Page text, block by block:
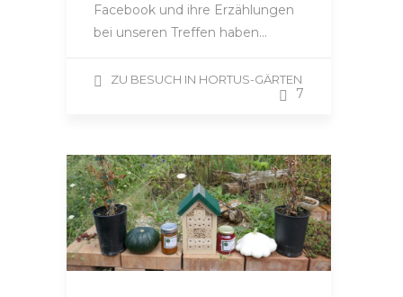
Facebook und ihre Erzählungen
bei unseren Treffen haben…
ZU BESUCH IN HORTUS-GÄRTEN
7